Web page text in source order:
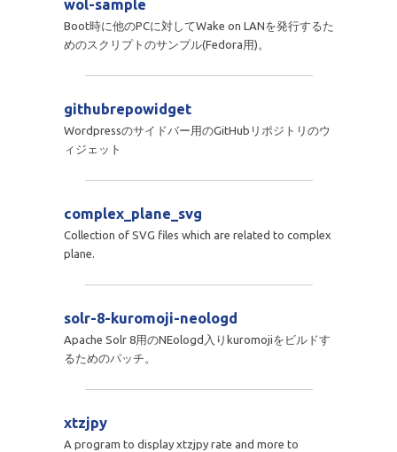
wol-sample
Boot時に他のPCに対してWake on LANを発行するた
めのスクリプトのサンプル(Fedora用)。
githubrepowidget
Wordpressのサイドバー用のGitHubリポジトリのウ
ィジェット
complex_plane_svg
Collection of SVG files which are related to complex
plane.
solr-8-kuromoji-neologd
Apache Solr 8用のNEologd入りkuromojiをビルドす
るためのパッチ。
xtzjpy
A program to display xtzjpy rate and more to